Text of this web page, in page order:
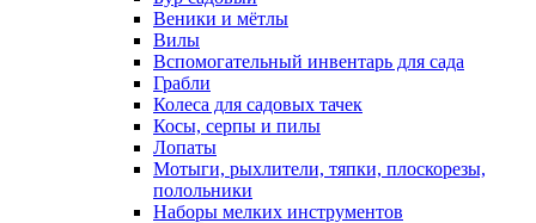
Веники и мётлы
Вилы
Вспомогательный инвентарь для сада
Грабли
Колеса для садовых тачек
Косы, серпы и пилы
Лопаты
Мотыги, рыхлители, тяпки, плоскорезы,
полольники
Наборы мелких инструментов